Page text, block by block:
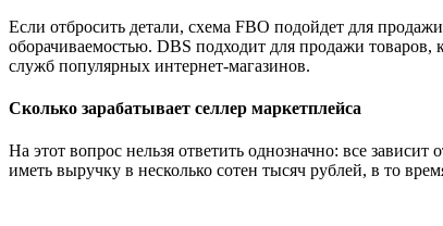
Если отбросить детали, схема FBO подойдет для
оборачиваемостью. DBS подходит для продажи
служб популярных интернет-магазинов.
Сколько зарабатывает селлер маркетплейса
На этот вопрос нельзя ответить однозначно: все
иметь выручку в несколько сотен тысяч рублей, в то